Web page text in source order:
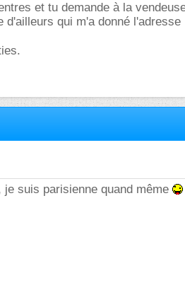
et tu demande à la
qui m'a donné l'adresse
suis parisienne quand même